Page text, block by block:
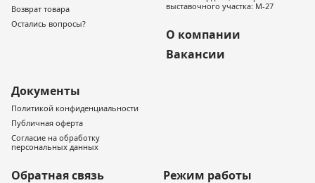
Возврат товара
Остались вопросы?
выставочного участка: М-27
О компании
Вакансии
Документы
Политикой конфиденциальности
Публичная оферта
Согласие на обработку
персональных данных
Обратная связь Режим работы